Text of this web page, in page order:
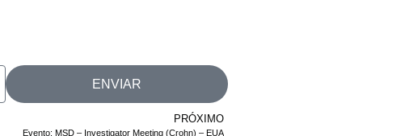
ENVIAR
PRÓXIMO
Evento: MSD – Investigator Meeting (Crohn) – EUA